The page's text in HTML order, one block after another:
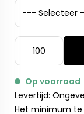
Op voorraad
Levertijd:
Het minimum te